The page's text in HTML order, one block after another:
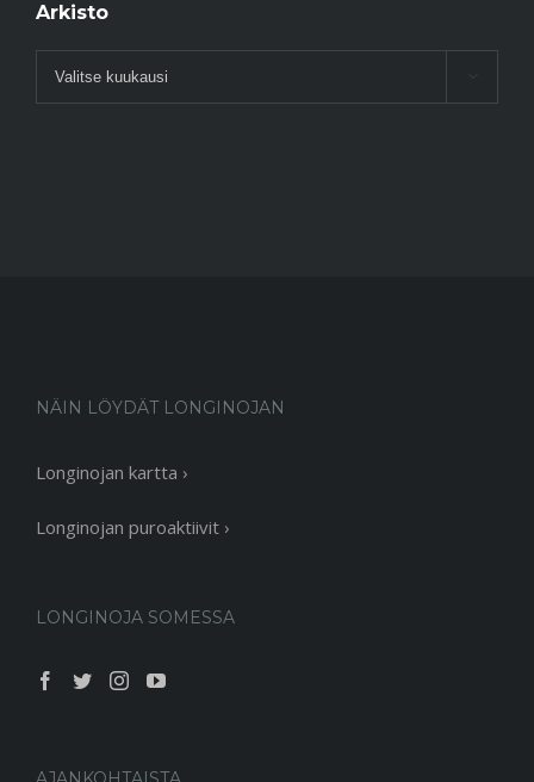
Arkisto
Arkisto
NÄIN LÖYDÄT LONGINOJAN
Longinojan kartta ›
Longinojan puroaktiivit ›
LONGINOJA SOMESSA